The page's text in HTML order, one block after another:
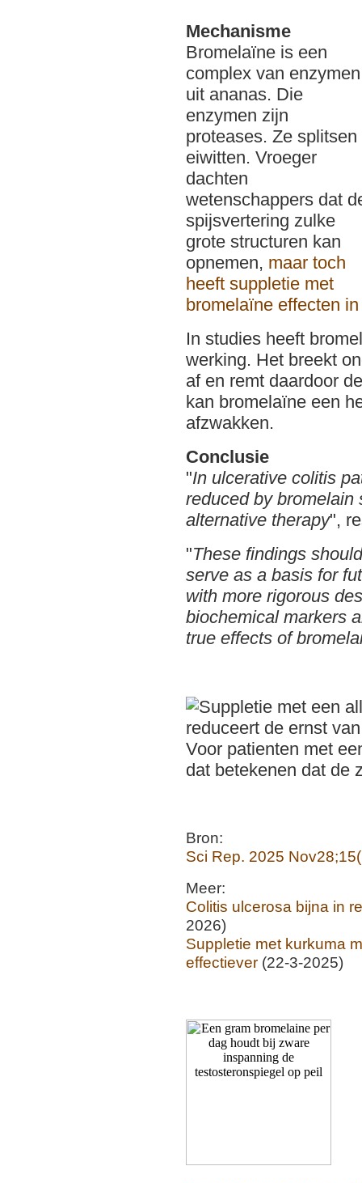
Mechanisme
Bromelaïne is een
complex van enzymen
uit ananas. Die
enzymen zijn
proteases. Ze splitsen
eiwitten. Vroeger
dachten
wetenschappers dat
spijsvertering zulke
grote structuren kan
opnemen, maar toch
heeft suppletie met
bromelaïne effecten
In studies heeft
werking. Het breekt
af en remt daardoor
kan bromelaïne een
afzwakken.
Conclusie
"In ulcerative colitis
reduced by bromelain
alternative therapy",
"These findings
serve as a basis for
with more rigorous
biochemical markers
true effects of
Bron:
Sci Rep. 2025
Meer:
Colitis ulcerosa bijna in
2026)
Suppletie met kurkuma
effectiever (22-3-2025)